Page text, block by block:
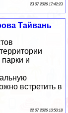
23 07 2026 17:42:23
Тайвань
и
встретить в
22 07 2026 10:50:18